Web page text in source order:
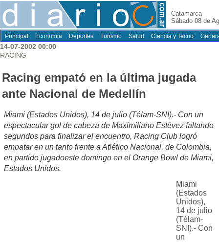
Catamarca
Sábado 08 de
Principal Economia Deportes Turismo Salud Ciencia y Tecno
14-07-2002 00:00
RACING
Racing empató en la última jugada
ante Nacional de Medellín
Miami (Estados Unidos), 14 de julio (Télam-SNI).- Con un
espectacular gol de cabeza de Maximiliano Estévez faltando
segundos para finalizar el encuentro, Racing Club logró
empatar en un tanto frente a Atlético Nacional, de Colombia,
en partido jugadoeste domingo en el Orange Bowl de Miami,
Estados Unidos.
Miami
(Estados
Unidos),
14 de julio
(Télam-
SNI).- Con
un